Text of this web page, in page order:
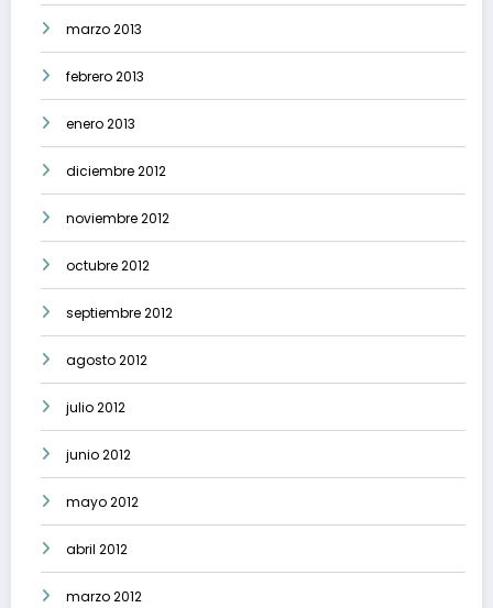
marzo 2013
febrero 2013
enero 2013
diciembre 2012
noviembre 2012
octubre 2012
septiembre 2012
agosto 2012
julio 2012
junio 2012
mayo 2012
abril 2012
marzo 2012